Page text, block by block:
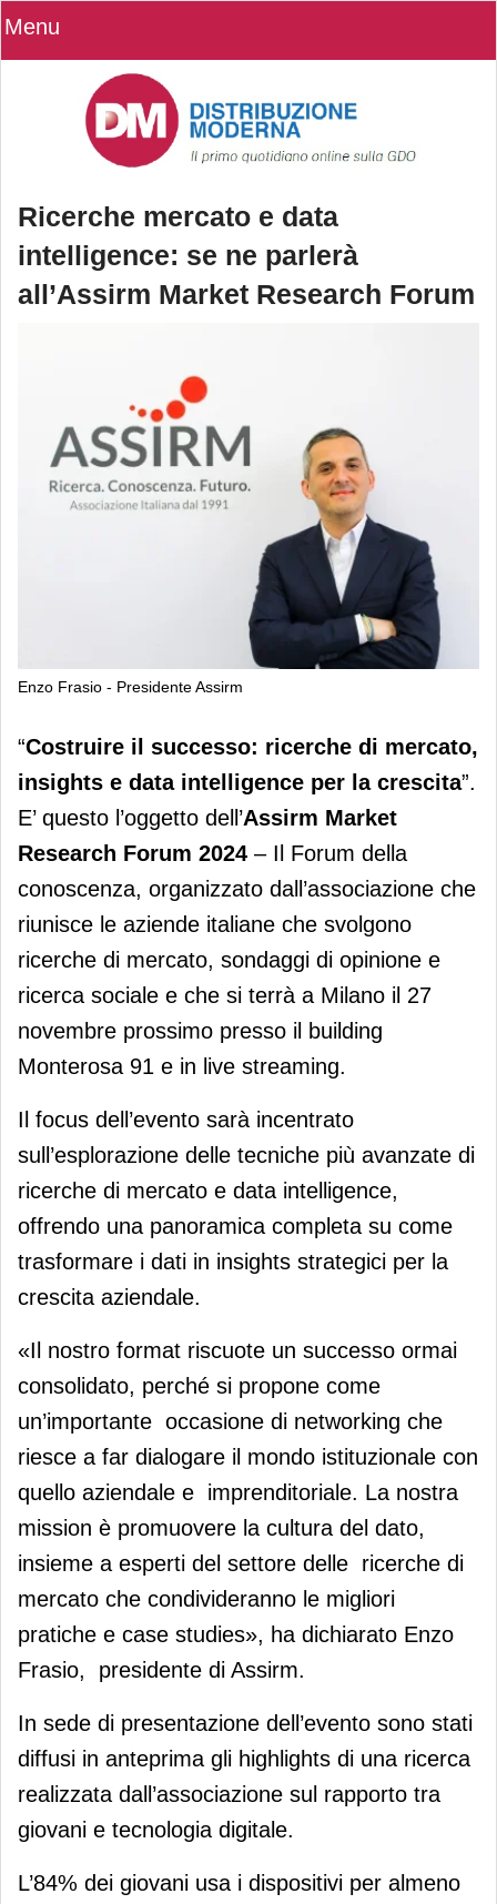
Menu
Ricerche mercato e data
intelligence: se ne parlerà
all’Assirm Market Research Forum
Enzo Frasio - Presidente Assirm
Ricerche mercato e data intelligence:
se ne parlerà all’Assirm Market
Research Forum
“Costruire il successo: ricerche di mercato,
insights e data intelligence per la crescita”.
E’ questo l’oggetto dell’Assirm Market
Research Forum 2024 – Il Forum della
conoscenza, organizzato dall’associazione che
riunisce le aziende italiane che svolgono
ricerche di mercato, sondaggi di opinione e
ricerca sociale e che si terrà a Milano il 27
novembre prossimo presso il building
Monterosa 91 e in live streaming.
Il focus dell’evento sarà incentrato
sull’esplorazione delle tecniche più avanzate di
ricerche di mercato e data intelligence,
offrendo una panoramica completa su come
trasformare i dati in insights strategici per la
crescita aziendale.
«Il nostro format riscuote un successo ormai
consolidato, perché si propone come
un’importante occasione di networking che
riesce a far dialogare il mondo istituzionale con
quello aziendale e imprenditoriale. La nostra
mission è promuovere la cultura del dato,
insieme a esperti del settore delle ricerche di
mercato che condivideranno le migliori
pratiche e case studies», ha dichiarato Enzo
Frasio, presidente di Assirm.
In sede di presentazione dell’evento sono stati
diffusi in anteprima gli highlights di una ricerca
realizzata dall’associazione sul rapporto tra
giovani e tecnologia digitale.
L’84% dei giovani usa i dispositivi per almeno